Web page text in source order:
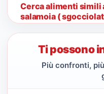
Cerca alimenti simili
salamoia (
Ti possono
Più confronti,